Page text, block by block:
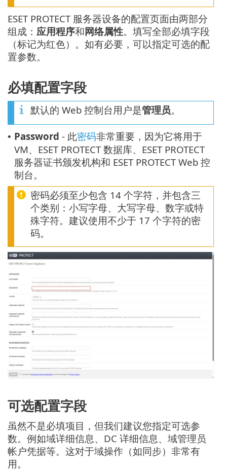
ESET PROTECT 服务器设备的配置页面由两部分
组成： 应用程序和网络属性。填写全部必填字段
（标记为红色）。如有必要，可以指定可选的配
置参数。
必填配置字段
默认的 Web 控制台用户是管理员。
• Password - 此密码非常重要，因为它将用于
VM、ESET PROTECT 数据库、ESET PROTECT
服务器证书颁发机构和 ESET PROTECT Web 控
制台。
密码必须至少包含 14 个字符，并包含三
个类别：小写字母、大写字母、数字或特
殊字符。建议使用不少于 17 个字符的密
码。
可选配置字段
虽然不是必填项目，但我们建议您指定可选参
数。例如域详细信息、DC 详细信息、域管理员
帐户凭据等。这对于域操作（如同步）非常有
用。